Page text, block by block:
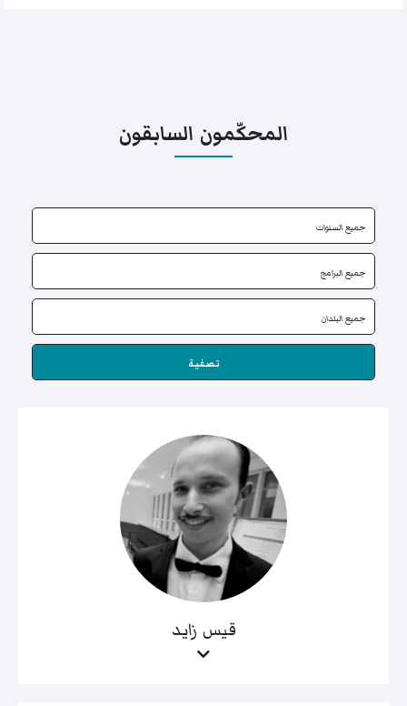
المحكّمون السابقون
تصفية
قيس زايد